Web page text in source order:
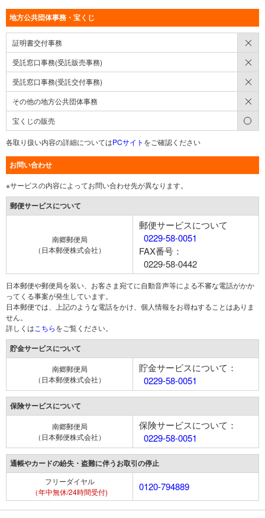
地方公共団体事務・宝くじ
証明書交付事務
受託窓口事務(受託販売事務)
受託窓口事務(受託交付事務)
その他の地方公共団体事務
宝くじの販売
各取り扱い内容の詳細についてはPCサイト をご確認ください
お問い合わせ
※サービスの内容によってお問い合わせ先が異なります。
郵便サービスについて
南郷郵便局
（日本郵便株式会社）
郵便サービスについて
0229-58-0051
FAX番号：
0229-58-0442
日本郵便や郵便局を装い、お客さま宛てに自動音声等による不審な電話がかか
ってくる事案が発生しています。
日本郵便では、上記のような電話をかけ、個人情報をお尋ねすることはありま
せん。
詳しくは こちらをご覧ください。
貯金サービスについて
南郷郵便局
（日本郵便株式会社）
貯金サービスについて：
0229-58-0051
保険サービスについて
南郷郵便局
（日本郵便株式会社）
保険サービスについて：
0229-58-0051
通帳やカードの紛失・盗難に伴うお取引の停止
フリーダイヤル
（年中無休/24時間受付)
0120-794889